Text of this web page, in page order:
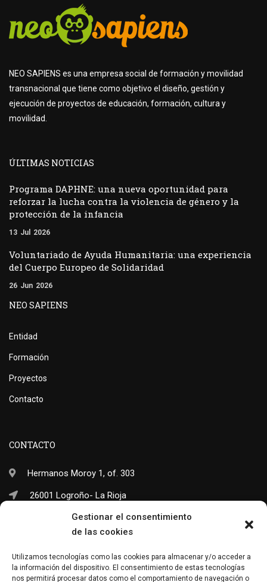
Gestionar el consentimiento
de las cookies
Utilizamos tecnologías como las cookies para almacenar y/o acceder a
la información del dispositivo. El consentimiento de estas tecnologías
nos permitirá procesar datos como el comportamiento de navegación o
NEO SAPIENS es una empresa social de formación y movilidad
transnacional que tiene como objetivo el diseño, gestión y
ejecución de proyectos de educación, formación, cultura y
movilidad.
ÚLTIMAS NOTICIAS
Programa DAPHNE: una nueva oportunidad para
reforzar la lucha contra la violencia de género y la
protección de la infancia
13 Jul 2026
Voluntariado de Ayuda Humanitaria: una experiencia
del Cuerpo Europeo de Solidaridad
26 Jun 2026
NEO SAPIENS
Entidad
Formación
Proyectos
Contacto
CONTACTO
Hermanos Moroy 1, of. 303
26001 Logroño- La Rioja
(+34) 941 703 245